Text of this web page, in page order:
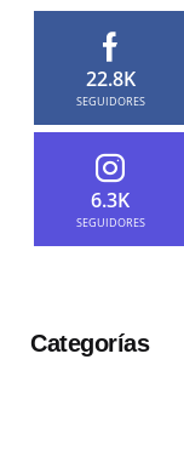
22.8K
SEGUIDORES
6.3K
SEGUIDORES
Categorías